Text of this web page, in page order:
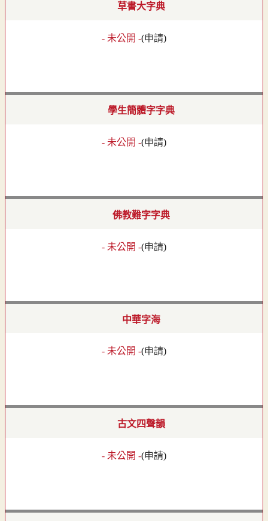
草書大字典
- 未公開 -(申請)
學生簡體字字典
- 未公開 -(申請)
佛教難字字典
- 未公開 -(申請)
中華字海
- 未公開 -(申請)
古文四聲韻
- 未公開 -(申請)